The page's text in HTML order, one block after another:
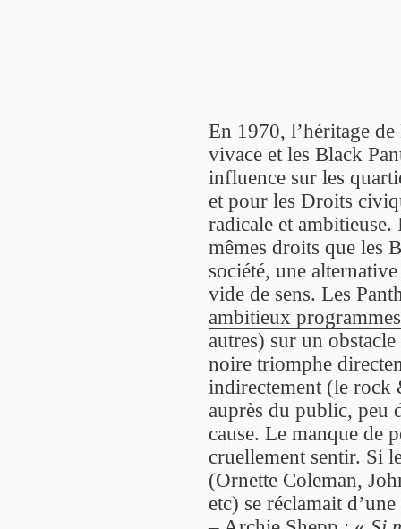
En 1970, l’héritage
vivace et les Black
influence sur les
et pour les Droits
radicale et
mêmes droits que les
société, une
vide de sens. Les
ambitieux
autres) sur un
noire triomphe
indirectement (le rock
auprès du public, peu
cause. Le manque de
cruellement sentir. Si
(Ornette Coleman,
etc) se réclamait